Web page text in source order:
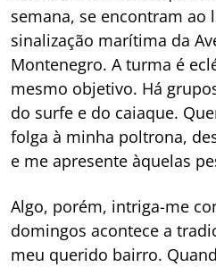
semana, se encontram ao
sinalização marítima da
Montenegro. A turma é
mesmo objetivo. Há
do surfe e do caiaque.
folga à minha poltrona,
e me apresente àquelas
Algo, porém, intriga-me
domingos acontece a
meu querido bairro.